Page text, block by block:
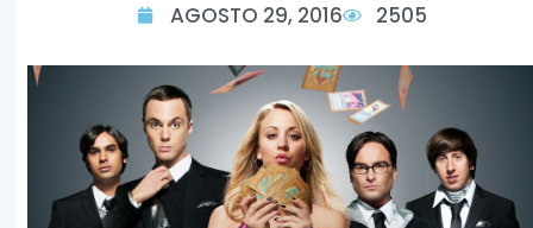
AGOSTO 29, 2016 2505